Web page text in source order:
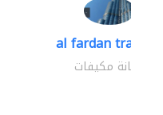
al fardan trading..
صيانة مكيفات